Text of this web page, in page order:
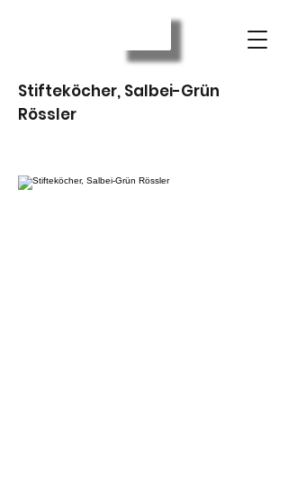
Stifteköcher, Salbei-Grün
Rössler